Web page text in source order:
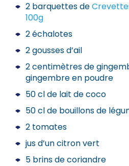
2 barquettes de
100g
2 échalotes
2 gousses d’ail
2 centimètres de
gingembre en poudre
50 cl de lait de coco
50 cl de bouillons de
2 tomates
jus d’un citron vert
5 brins de coriandre